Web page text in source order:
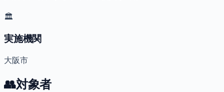
🏛️
実施機関
大阪市
👥対象者